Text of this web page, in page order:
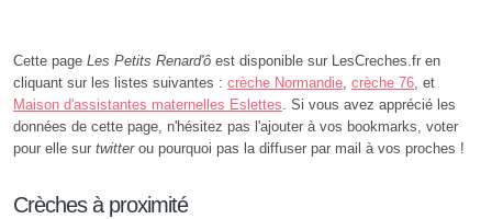
Cette page Les Petits Renard'ô est disponible sur LesCreches.fr en
cliquant sur les listes suivantes : crèche Normandie, crèche 76, et
Maison d'assistantes maternelles Eslettes. Si vous avez apprécié les
données de cette page, n'hésitez pas l'ajouter à vos bookmarks, voter
pour elle sur twitterou pourquoi pas la diffuser par mail à vos proches !
Crèches à proximité